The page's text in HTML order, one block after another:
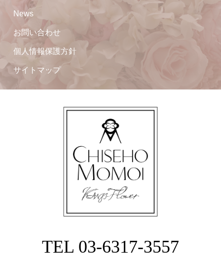
News
お問い合わせ
個人情報保護方針
サイトマップ
TEL 03-6317-3557